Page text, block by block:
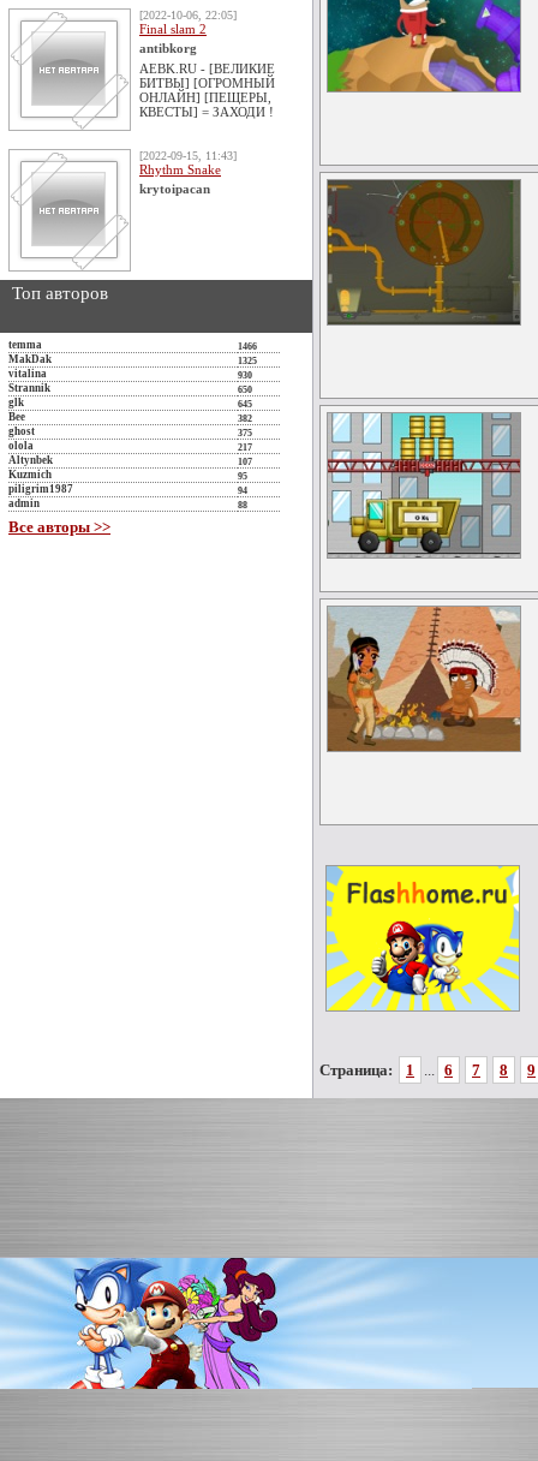
[2022-10-06, 22:05]
Final slam 2
antibkorg
AEBK.RU - [ВЕЛИКИЕ
БИТВЫ] [ОГРОМНЫЙ
ОНЛАЙН] [ПЕЩЕРЫ,
КВЕСТЫ] = ЗАХОДИ !
[2022-09-15, 11:43]
Rhythm Snake
krytoipacan
Топ авторов
temma 1466
MakDak 1325
vitalina 930
Strannik 650
glk 645
Bee 382
ghost 375
olola 217
Altynbek 107
Kuzmich 95
piligrim1987 94
admin 88
Все авторы >>
Страница: 1 6 7 8 9